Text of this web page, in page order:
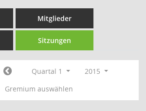
Mitglieder
Sitzungen
Quartal 1
2015
Gremium auswählen